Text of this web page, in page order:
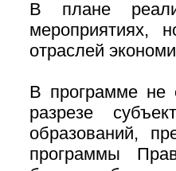
В плане
мероприятиях,
отраслей
В программе не
разрезе
образований,
программы